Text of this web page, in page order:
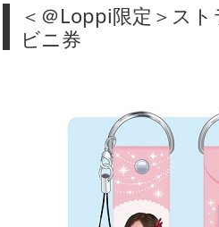
＜＠Loppi限定＞ス
ビニ券